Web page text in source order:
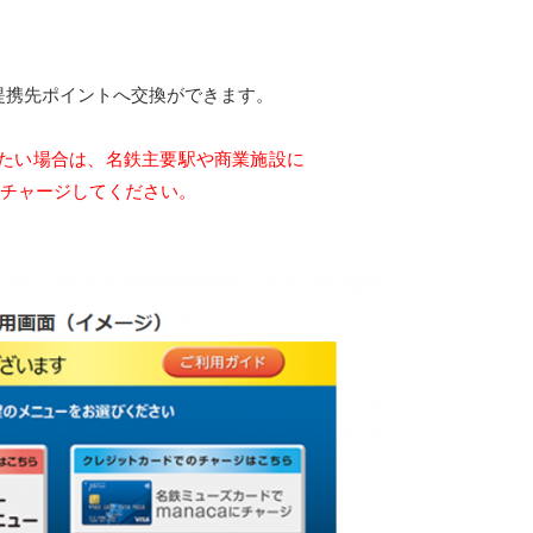
先ポイントへ交換ができます。
い場合は、名鉄主要駅や商業施設に
ャージしてください。